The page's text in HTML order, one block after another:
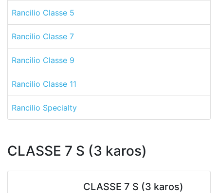
Rancilio Classe 5
Rancilio Classe 7
Rancilio Classe 9
Rancilio Classe 11
Rancilio Specialty
CLASSE 7 S (3 karos)
CLASSE 7 S (3 karos)